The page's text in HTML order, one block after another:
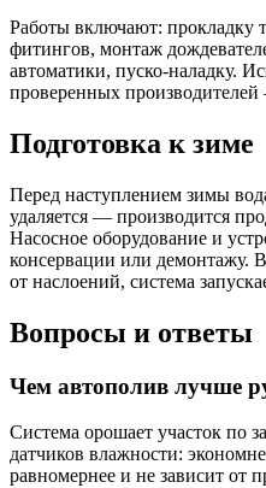
Работы включают: прокладку
фитингов, монтаж
автоматики, пуско-наладку.
проверенных
Подготовка к зиме
Перед наступлением зимы
удаляется — производится
Насосное оборудование и
консервации или демонтажу.
от наслоений, система
Вопросы и ответы
Чем автополив лучше
Система орошает участок по
датчиков влажности:
равномернее и не зависит от